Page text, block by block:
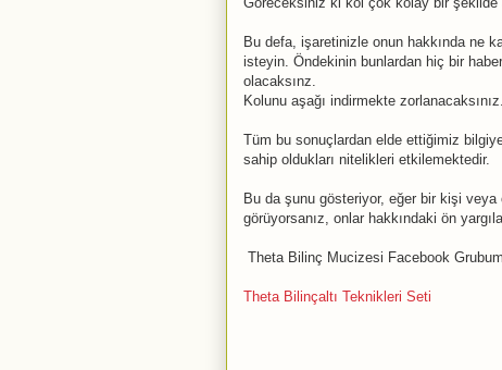
Bu defa, işaretinizle onun hakkında ne
isteyin. Öndekinin bunlardan hiç bir
olacaksınz.
Kolunu aşağı indirmekte zorlanacaksınız.
Tüm bu sonuçlardan elde ettiğimiz
sahip oldukları nitelikleri etkilemektedir.
Bu da şunu gösteriyor, eğer bir kişi
görüyorsanız, onlar hakkındaki ön
Theta Bilinç Mucizesi Facebook
Theta Bilinçaltı Teknikleri Seti